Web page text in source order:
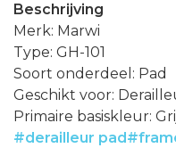
Beschrijving
Merk: Marwi
Type: GH-101
Soort onderdeel: Pad
Geschikt voor:
Primaire basiskleur:
#derailleur pad